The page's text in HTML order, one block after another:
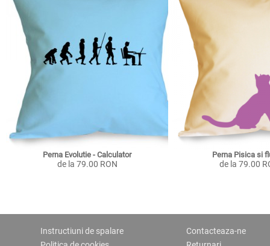
Perna Evolutie - Calculator
de la 79.00 RON
Perna Pisica si
de la 79.00
Instructiuni de spalare
Contacteaza-ne